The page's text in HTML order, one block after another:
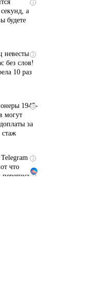
невесты
стаж
это